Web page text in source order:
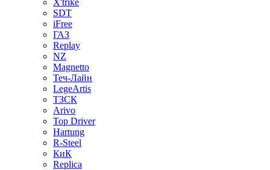
X'trike
SDT
iFree
ГАЗ
Replay
NZ
Magnetto
Теч-Лайн
LegeArtis
ТЗСК
Arivo
Top Driver
Hartung
R-Steel
КиК
Replica